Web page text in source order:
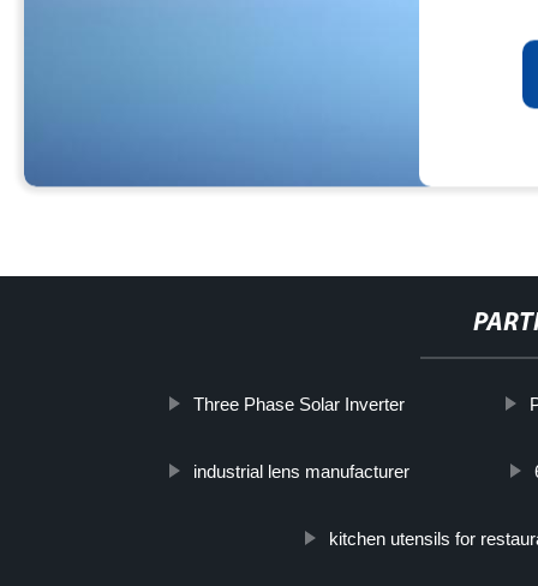
Three Phase Solar Inverter
industrial lens manufacturer
kitchen utensils for